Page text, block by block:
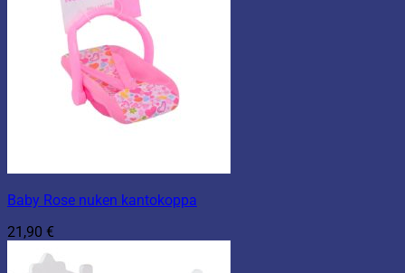
Baby Rose nuken kantokoppa
21,90 €